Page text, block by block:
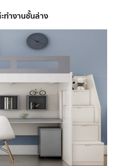
ทำงานชั้นล่าง